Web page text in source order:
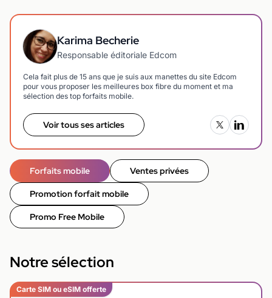
Karima Becherie
Responsable éditoriale Edcom
Cela fait plus de 15 ans que je suis aux manettes du site Edcom
pour vous proposer les meilleures box fibre du moment et ma
sélection des top forfaits mobile.
Voir tous ses articles
Forfaits mobile Ventes privées
Promotion forfait mobile
Promo Free Mobile
Notre sélection
Carte SIM ou eSIM offerte